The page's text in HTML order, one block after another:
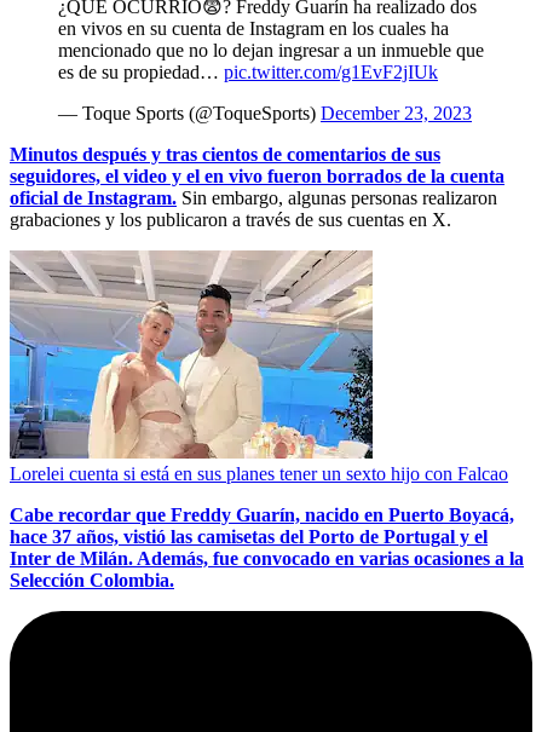
¿QUÉ OCURRIÓ😨? Freddy Guarín ha realizado dos
en vivos en su cuenta de Instagram en los cuales ha
mencionado que no lo dejan ingresar a un inmueble que
es de su propiedad… pic.twitter.com/g1EvF2jIUk
— Toque Sports (@ToqueSports) December 23, 2023
Minutos después y tras cientos de comentarios de sus
seguidores, el video y el en vivo fueron borrados de la cuenta
oficial de Instagram. Sin embargo, algunas personas realizaron
grabaciones y los publicaron a través de sus cuentas en X.
Lorelei cuenta si está en sus planes tener un sexto hijo con Falcao
Cabe recordar que Freddy Guarín, nacido en Puerto Boyacá,
hace 37 años, vistió las camisetas del Porto de Portugal y el
Inter de Milán. Además, fue convocado en varias ocasiones a la
Selección Colombia.